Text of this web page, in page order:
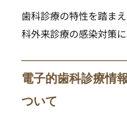
歯科診療の特性を踏ま
科外来診療の感染対策
電子的歯科診療情
ついて